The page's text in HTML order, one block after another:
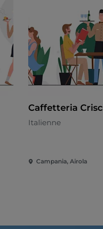
Caffetteria
Italienne
Campania, Airola